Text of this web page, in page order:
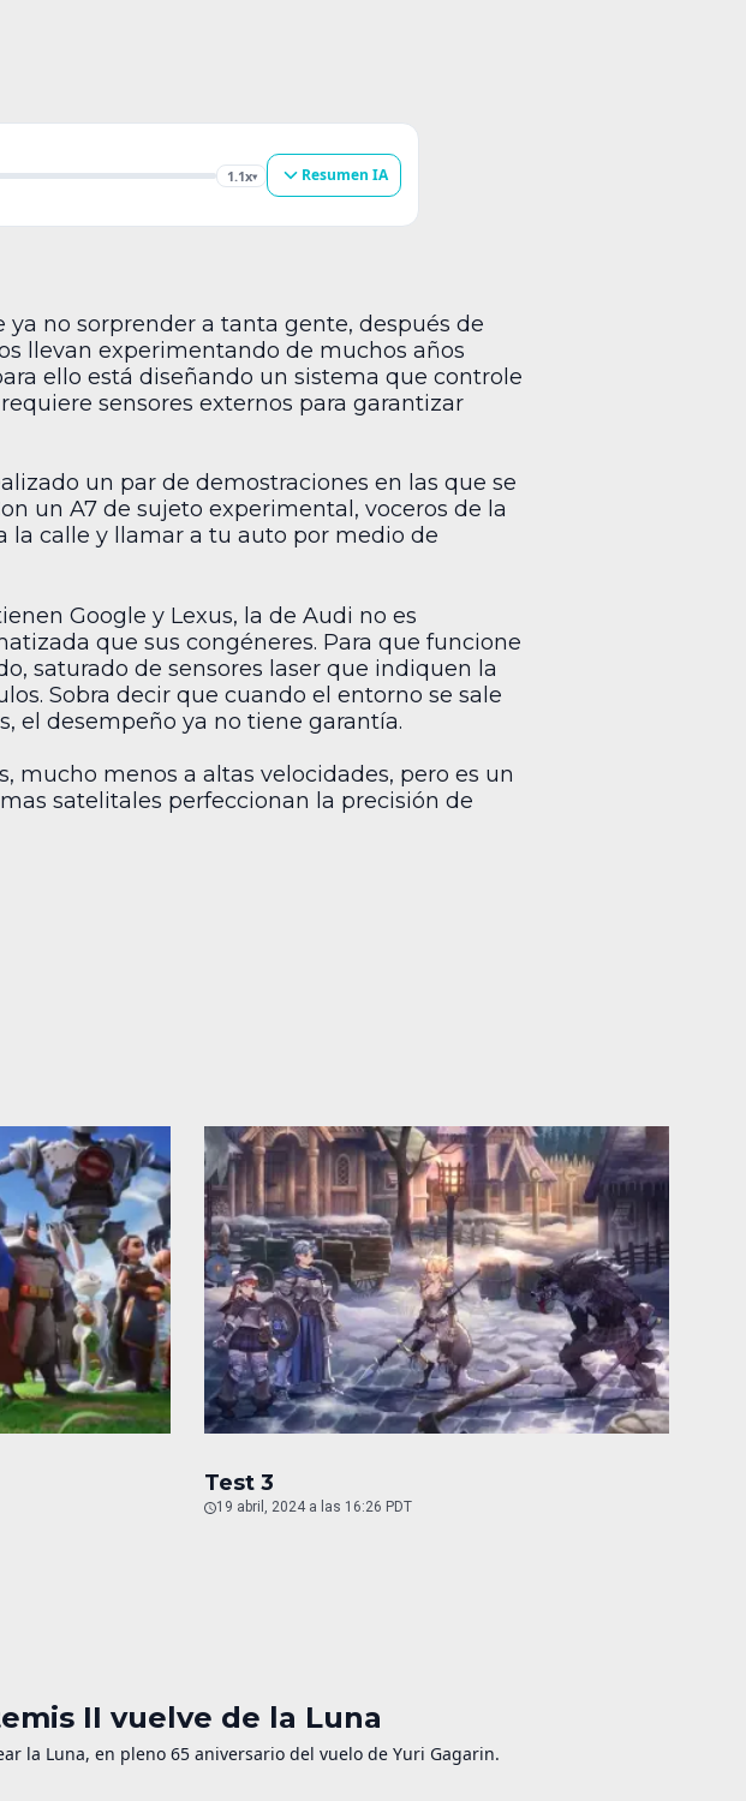
1.1x▾ Resumen IA
no sorprender a tanta gente, después de
llevan experimentando de muchos años
ello está diseñando un sistema que controle
sensores externos para garantizar
un par de demostraciones en las que se
un A7 de sujeto experimental, voceros de la
la calle y llamar a tu auto por medio de
Google y Lexus, la de Audi no es
que sus congéneres. Para que funcione
saturado de sensores laser que indiquen la
Sobra decir que cuando el entorno se sale
el desempeño ya no tiene garantía.
mucho menos a altas velocidades, pero es un
satelitales perfeccionan la precisión de
Test 3
19 abril, 2024 a las 16:26 PDT
II vuelve de la Luna
la Luna, en pleno 65 aniversario del vuelo de Yuri Gagarin.